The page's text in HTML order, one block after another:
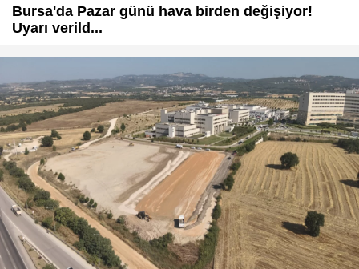
Bursa'da Pazar günü hava birden değişiyor!
Uyarı verild...